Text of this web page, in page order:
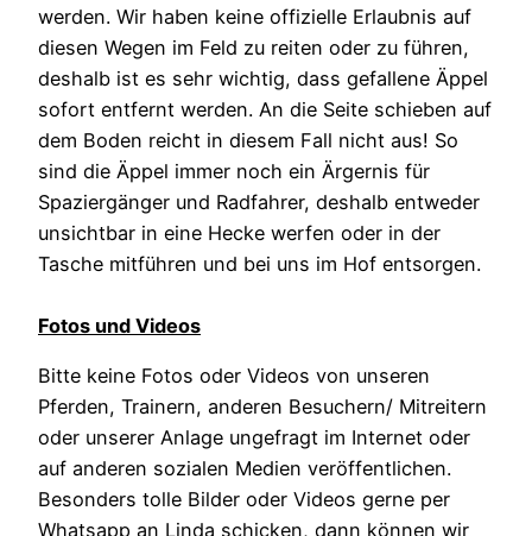
werden. Wir haben keine offizielle Erlaubnis auf
diesen Wegen im Feld zu reiten oder zu führen,
deshalb ist es sehr wichtig, dass gefallene Äppel
sofort entfernt werden. An die Seite schieben auf
dem Boden reicht in diesem Fall nicht aus! So
sind die Äppel immer noch ein Ärgernis für
Spaziergänger und Radfahrer, deshalb entweder
unsichtbar in eine Hecke werfen oder in der
Tasche mitführen und bei uns im Hof entsorgen.
Fotos und Videos
Bitte keine Fotos oder Videos von unseren
Pferden, Trainern, anderen Besuchern/ Mitreitern
oder unserer Anlage ungefragt im Internet oder
auf anderen sozialen Medien veröffentlichen.
Besonders tolle Bilder oder Videos gerne per
Whatsapp an Linda schicken, dann können wir